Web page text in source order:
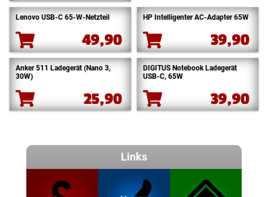
Lenovo USB-C 65-W-Netzteil
49,90
HP Intelligenter AC-Adapter 65W
39,90
Anker 511 Ladegerät (Nano 3,
30W)
25,90
DIGITUS Notebook Ladegerät
USB-C, 65W
39,90
Links